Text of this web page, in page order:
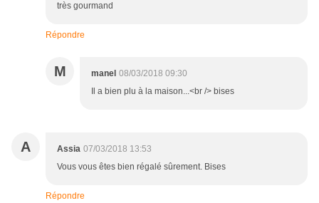
très gourmand
Répondre
M manel 08/03/2018 09:30
Il a bien plu à la maison...<br /> bises
A Assia 07/03/2018 13:53
Vous vous êtes bien régalé sûrement. Bises
Répondre